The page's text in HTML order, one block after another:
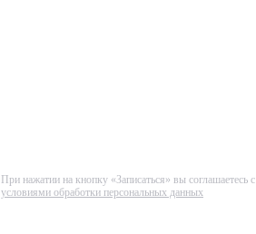
При нажатии на кнопку «Записаться» вы соглашаетесь с
условиями обработки персональных данных